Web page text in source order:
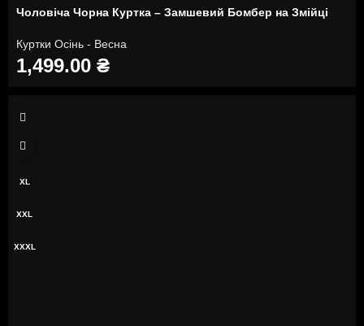
Чоловіча Чорна Куртка – Замшевий Бомбер на Змійці
Куртки Осінь - Весна
1,499.00 ₴
M
L
XL
XXL
XXXL